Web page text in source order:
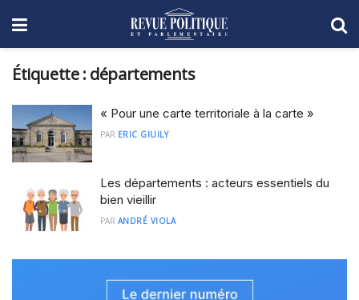
Étiquette : départements
« Pour une carte territoriale à la carte »
PAR ERIC GIUILY
Les départements : acteurs essentiels du
bien vieillir
PAR ANDRÉ VIOLA